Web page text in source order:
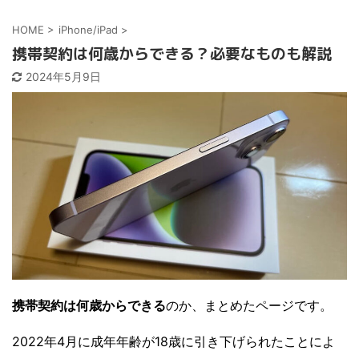
HOME > iPhone/iPad >
携帯契約は何歳からできる？必要なものも解説
2024年5月9日
携帯契約は何歳からできるのか、まとめたページです。
2022年4月に成年年齢が18歳に引き下げられたことによ